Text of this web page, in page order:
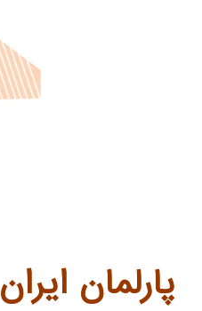
پارلمان ایران